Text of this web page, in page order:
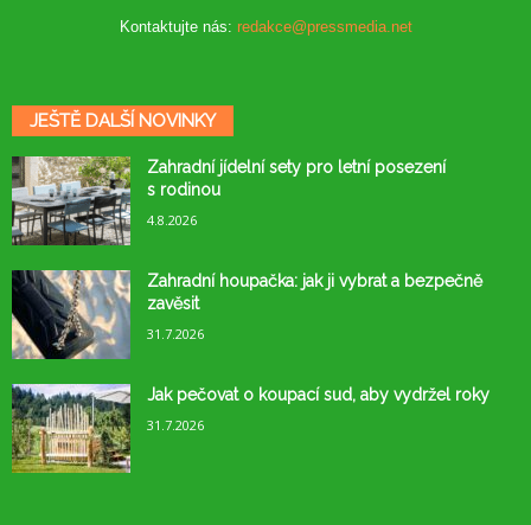
Kontaktujte nás: redakce@pressmedia.net
JEŠTĚ DALŠÍ NOVINKY
Zahradní jídelní sety pro letní posezení
s rodinou
4.8.2026
Zahradní houpačka: jak ji vybrat a bezpečně
zavěsit
31.7.2026
Jak pečovat o koupací sud, aby vydržel roky
31.7.2026